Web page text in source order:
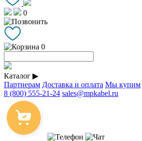
0
0
Каталог ▶
Партнерам Доставка и оплата Мы купим
8 (800) 555-21-24 sales@mpkabel.ru